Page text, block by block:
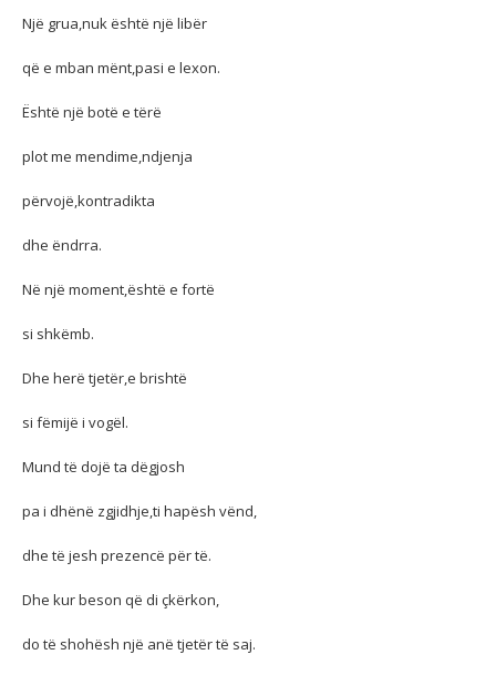
Një grua,nuk është një libër
që e mban mënt,pasi e lexon.
Është një botë e tërë
plot me mendime,ndjenja
përvojë,kontradikta
dhe ëndrra.
Në një moment,është e fortë
si shkëmb.
Dhe herë tjetër,e brishtë
si fëmijë i vogël.
Mund të dojë ta dëgjosh
pa i dhënë zgjidhje,ti hapësh vënd,
dhe të jesh prezencë për të.
Dhe kur beson që di çkërkon,
do të shohësh një anë tjetër të saj.